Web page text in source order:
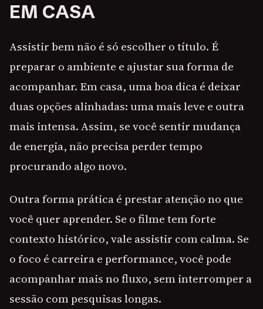
EM CASA
Assistir bem não é só escolher o título. É
preparar o ambiente e ajustar sua forma de
acompanhar. Em casa, uma boa dica é deixar
duas opções alinhadas: uma mais leve e outra
mais intensa. Assim, se você sentir mudança
de energia, não precisa perder tempo
procurando algo novo.
Outra forma prática é prestar atenção no que
você quer aprender. Se o filme tem forte
contexto histórico, vale assistir com calma. Se
o foco é carreira e performance, você pode
acompanhar mais no fluxo, sem interromper a
sessão com pesquisas longas.